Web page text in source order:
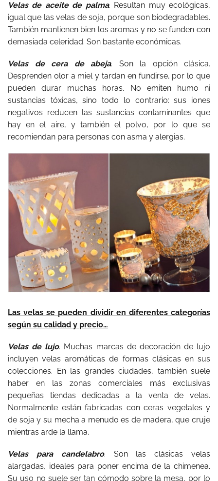
Velas de aceite de palma. Resultan muy ecológicas,
igual que las velas de soja, porque son biodegradables.
También mantienen bien los aromas y no se funden con
demasiada celeridad. Son bastante económicas.
Velas de cera de abeja. Son la opción clásica.
Desprenden olor a miel y tardan en fundirse, por lo que
pueden durar muchas horas. No emiten humo ni
sustancias tóxicas, sino todo lo contrario: sus iones
negativos reducen las sustancias contaminantes que
hay en el aire, y también el polvo, por lo que se
recomiendan para personas con asma y alergias.
Las velas se pueden dividir en diferentes categorías
según su calidad y precio…
Velas de lujo. Muchas marcas de decoración de lujo
incluyen velas aromáticas de formas clásicas en sus
colecciones. En las grandes ciudades, también suele
haber en las zonas comerciales más exclusivas
pequeñas tiendas dedicadas a la venta de velas.
Normalmente están fabricadas con ceras vegetales y
de soja y su mecha a menudo es de madera, que cruje
mientras arde la llama.
Velas para candelabro. Son las clásicas velas
alargadas, ideales para poner encima de la chimenea.
Su uso no suele ser tan cómodo sobre la mesa, por lo